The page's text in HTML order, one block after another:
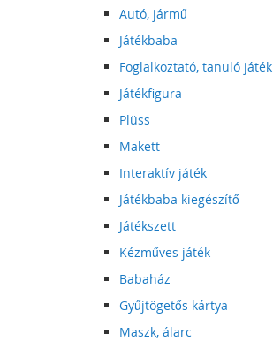
Autó, jármű
Játékbaba
Foglalkoztató, tanuló játék
Játékfigura
Plüss
Makett
Interaktív játék
Játékbaba kiegészítő
Játékszett
Kézműves játék
Babaház
Gyűjtögetős kártya
Maszk, álarc